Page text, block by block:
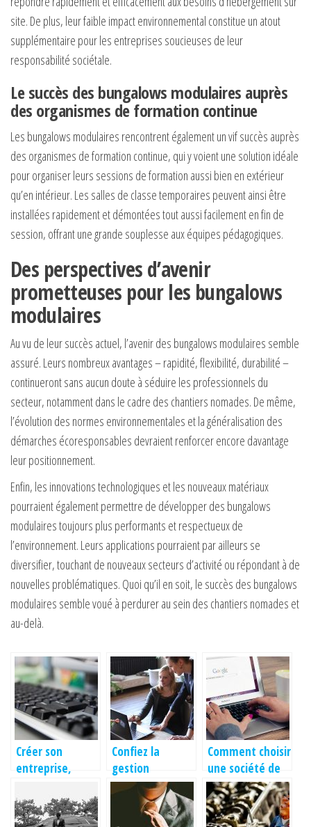
site. De plus, leur faible impact environnemental constitue un atout
supplémentaire pour les entreprises soucieuses de leur
responsabilité sociétale.
Le succès des bungalows modulaires auprès
des organismes de formation continue
Les bungalows modulaires rencontrent également un vif succès auprès
des organismes de formation continue, qui y voient une solution idéale
pour organiser leurs sessions de formation aussi bien en extérieur
qu’en intérieur. Les salles de classe temporaires peuvent ainsi être
installées rapidement et démontées tout aussi facilement en fin de
session, offrant une grande souplesse aux équipes pédagogiques.
Des perspectives d’avenir
prometteuses pour les bungalows
modulaires
Au vu de leur succès actuel, l’avenir des bungalows modulaires semble
assuré. Leurs nombreux avantages – rapidité, flexibilité, durabilité –
continueront sans aucun doute à séduire les professionnels du
secteur, notamment dans le cadre des chantiers nomades. De même,
l’évolution des normes environnementales et la généralisation des
démarches écoresponsables devraient renforcer encore davantage
leur positionnement.
Enfin, les innovations technologiques et les nouveaux matériaux
pourraient également permettre de développer des bungalows
modulaires toujours plus performants et respectueux de
l’environnement. Leurs applications pourraient par ailleurs se
diversifier, touchant de nouveaux secteurs d’activité ou répondant à de
nouvelles problématiques. Quoi qu’il en soit, le succès des bungalows
modulaires semble voué à perdurer au sein des chantiers nomades et
au-delà.
Créer son
entreprise,
Confiez la
gestion
financière à des
experts-
comptables
Comment choisir
une société de
sourcing ?